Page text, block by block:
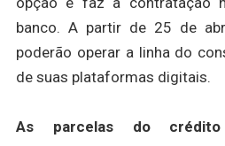
banco. A partir de 25 de
poderão operar a linha do
de suas plataformas digitais.
As parcelas do crédito